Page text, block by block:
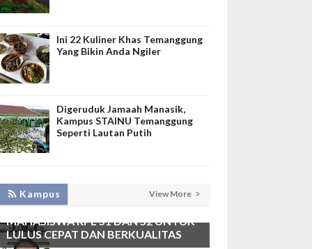
Ini 22 Kuliner Khas Temanggung
Yang Bikin Anda Ngiler
Digeruduk Jamaah Manasik,
Kampus STAINU Temanggung
Seperti Lautan Putih
Kampus View More
LAKUKAN BIMTEK RPL, INISNU
TEMANGGUNG SIAP FASILITASI
MAHASISWA RPL S1 DAN S2 UNTUK
LULUS CEPAT DAN BERKUALITAS